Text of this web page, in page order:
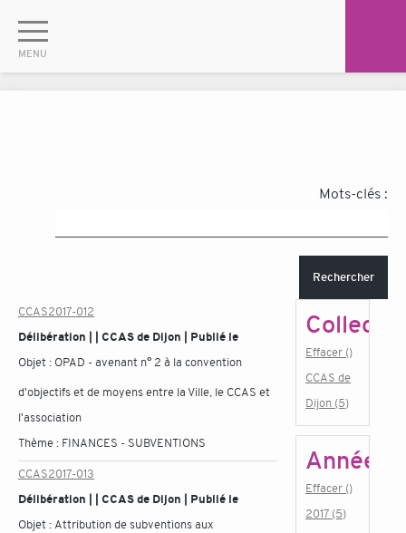
Mots-clés :
Rechercher
CCAS2017-012
Délibération | | CCAS de Dijon | Publié le
Objet : OPAD - avenant n° 2 à la convention
d'objectifs et de moyens entre la Ville, le CCAS et
l'association
Thème : FINANCES - SUBVENTIONS
CCAS2017-013
Délibération | | CCAS de Dijon | Publié le
Objet : Attribution de subventions aux
Effacer ()
CCAS de
Dijon (5)
Année
Effacer ()
2017 (5)